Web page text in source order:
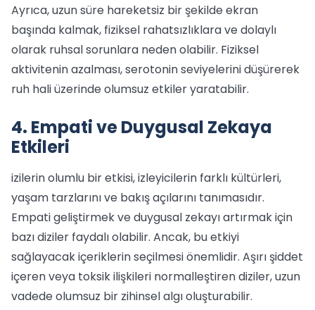
Ayrıca, uzun süre hareketsiz bir şekilde ekran
başında kalmak, fiziksel rahatsızlıklara ve dolaylı
olarak ruhsal sorunlara neden olabilir. Fiziksel
aktivitenin azalması, serotonin seviyelerini düşürerek
ruh hali üzerinde olumsuz etkiler yaratabilir.
4. Empati ve Duygusal Zekaya
Etkileri
izilerin olumlu bir etkisi, izleyicilerin farklı kültürleri,
yaşam tarzlarını ve bakış açılarını tanımasıdır.
Empati geliştirmek ve duygusal zekayı artırmak için
bazı diziler faydalı olabilir. Ancak, bu etkiyi
sağlayacak içeriklerin seçilmesi önemlidir. Aşırı şiddet
içeren veya toksik ilişkileri normalleştiren diziler, uzun
vadede olumsuz bir zihinsel algı oluşturabilir.